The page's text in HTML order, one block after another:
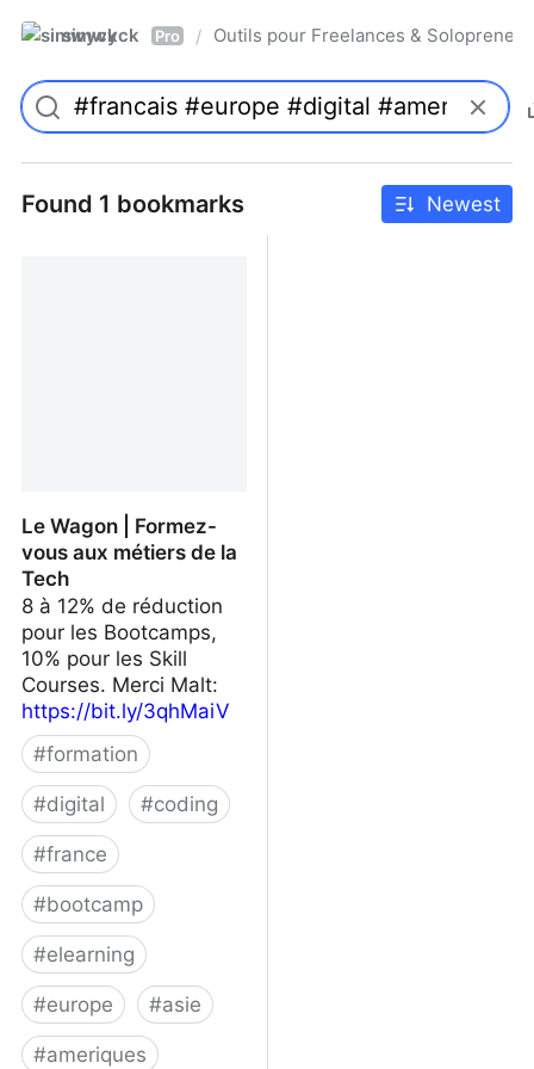
simwyck Pro / Outils pour Freelances &
Found 1 bookmarks Newest
Le Wagon | Formez-
vous aux métiers de la
Tech
8 à 12% de réduction
pour les Bootcamps,
10% pour les Skill
Courses. Merci Malt:
https://bit.ly/3qhMaiV
#formation
#digital #coding
#france
#bootcamp
#elearning
#europe #asie
#ameriques